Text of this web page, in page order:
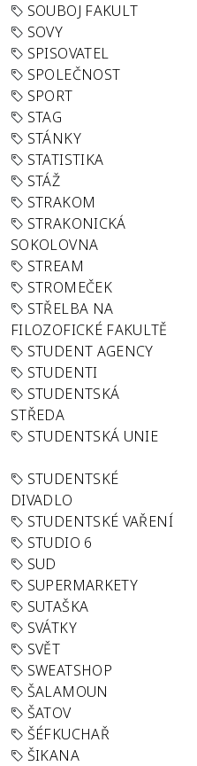
SOUBOJ FAKULT
SOVY
SPISOVATEL
SPOLEČNOST
SPORT
STAG
STÁNKY
STATISTIKA
STÁŽ
STRAKOM
STRAKONICKÁ
SOKOLOVNA
STREAM
STROMEČEK
STŘELBA NA
FILOZOFICKÉ FAKULTĚ
STUDENT AGENCY
STUDENTI
STUDENTSKÁ
STŘEDA
STUDENTSKÁ UNIE
STUDENTSKÉ
DIVADLO
STUDENTSKÉ VAŘENÍ
STUDIO 6
SUD
SUPERMARKETY
SUTAŠKA
SVÁTKY
SVĚT
SWEATSHOP
ŠALAMOUN
ŠATOV
ŠÉFKUCHAŘ
ŠIKANA